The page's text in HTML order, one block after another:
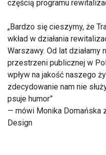
częścią programu
Bardzo się cieszymy, że
wkład w działania
Warszawy. Od lat
przestrzeni publicznej w
wpływ na jakość naszego
zdecydowanie nam nie
psuje humor
— mówi Monika Domańska
Design